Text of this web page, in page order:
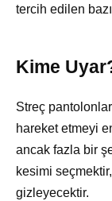
tercih edilen
Kime
Streç
hareket etmeyi
ancak fazla bir
kesimi
gizleyecektir.